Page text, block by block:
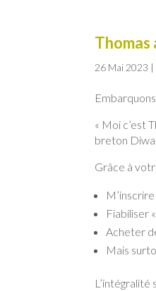
Thomas
26 Mai 2023 |
« Moi c’est
breton
Grâce à
Fiabiliser
Acheter
Mais
L’intégralité